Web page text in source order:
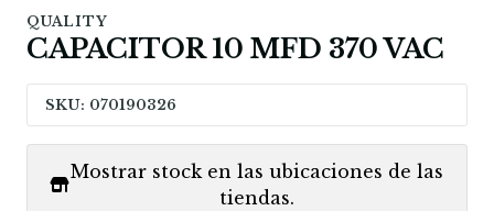
QUALITY
CAPACITOR 10 MFD 370 VAC
SKU: 070190326
Mostrar stock en las ubicaciones de las
tiendas.